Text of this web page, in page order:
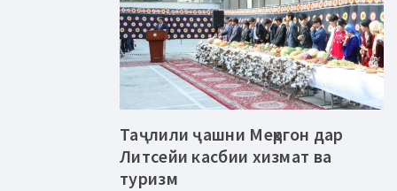
Таҷлили ҷашни Меҳргон дар
Литсейи касбии хизмат ва
туризм